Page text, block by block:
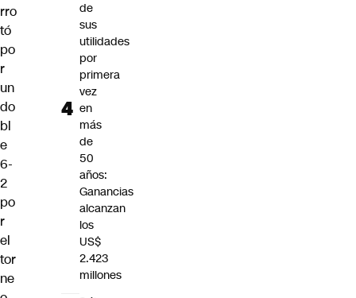
rro
tó
po
r
un
do
bl
e
6-
2
po
r
el
tor
ne
de
sus
utilidades
por
primera
vez
en
más
de
50
años:
Ganancias
alcanzan
los
US$
2.423
millones